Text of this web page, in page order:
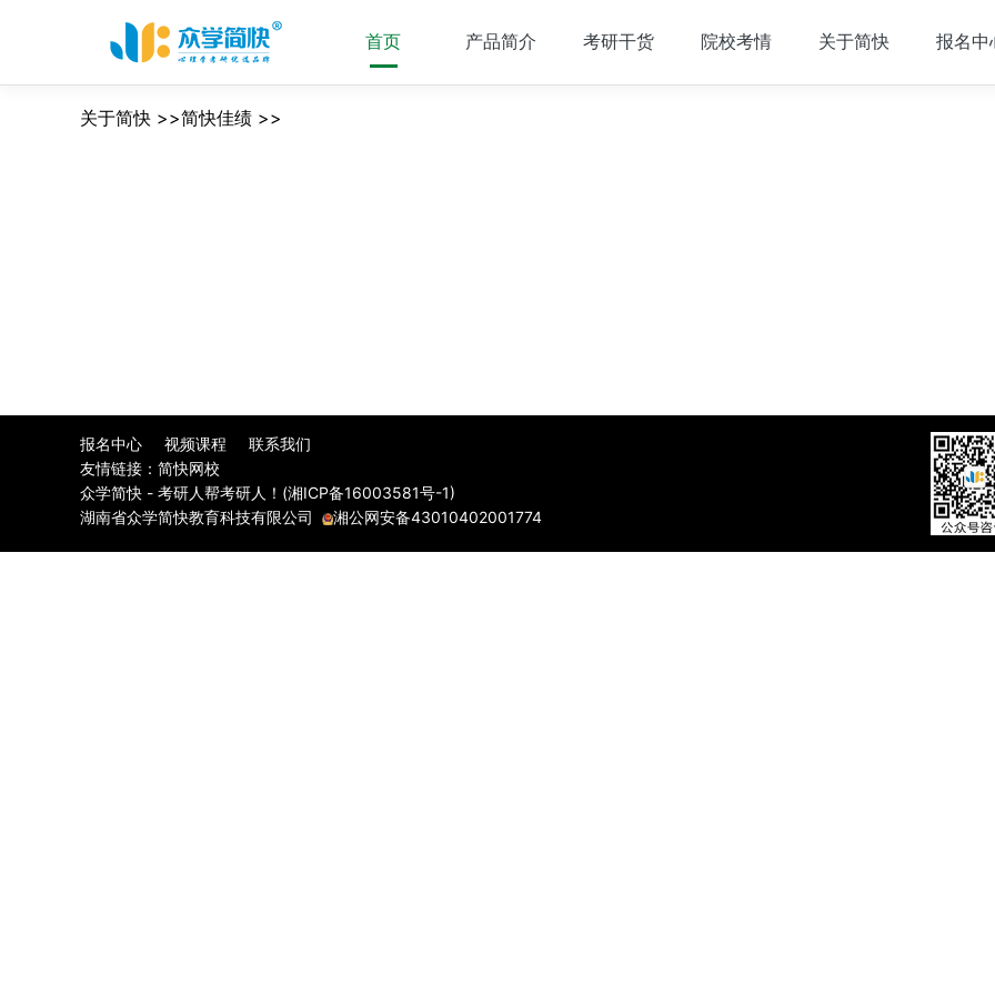
首页 产品简介 考研干货 院校考情 关于简快 报名中
关于简快 >>简快佳绩 >>
报名中心 视频课程
联系我们
友情链接： 简快网校
众学简快 - 考研人帮考研人！(湘ICP备16003581号-1)
湖南省众学简快教育科技有限公司
湘公网安备43010402001774